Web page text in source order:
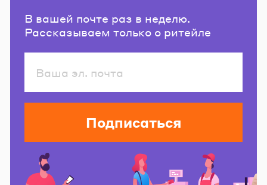
В вашей почте раз в неделю.
Рассказываем только о ритейле
Подписаться